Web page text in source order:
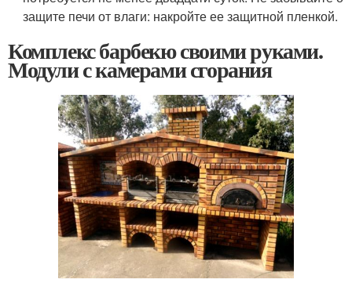
защите печи от влаги: накройте ее защитной пленкой.
Комплекс барбекю своими руками.
Модули с камерами сгорания